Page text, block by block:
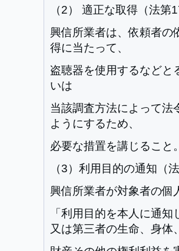
（2） 適正な取得（法第
興信所業者は、依頼者の
得に当たって、
盗聴器を使用するなどと
いは
当該調査方法によって法
ようにするため、
必要な措置を講じること
（3）利用目的の通知（
興信所業者が対象者の個
「利用目的を本人に通
又は第三者の生命、身体